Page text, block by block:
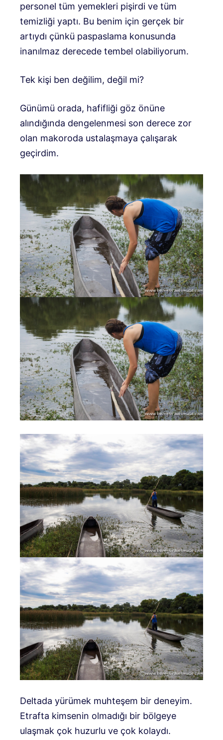
personel tüm yemekleri pişirdi ve tüm
temizliği yaptı. Bu benim için gerçek bir
artıydı çünkü paspaslama konusunda
inanılmaz derecede tembel olabiliyorum.
Tek kişi ben değilim, değil mi?
Günümü orada, hafifliği göz önüne
alındığında dengelenmesi son derece zor
olan makoroda ustalaşmaya çalışarak
geçirdim.
Deltada yürümek muhteşem bir deneyim.
Etrafta kimsenin olmadığı bir bölgeye
ulaşmak çok huzurlu ve çok kolaydı.